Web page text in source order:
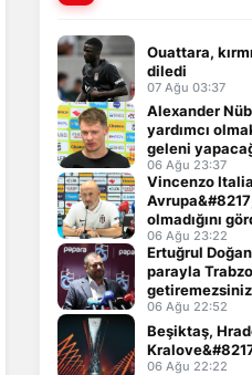
Ouattara,
diledi
07 Ağu 03:37
Alexander
yardımcı
geleni
06 Ağu 23:37
Vincenzo
olmadığını
06 Ağu 23:22
Ertuğrul
parayla
getiremezsiniz
06 Ağu 22:52
Beşiktaş,
06 Ağu 22:22